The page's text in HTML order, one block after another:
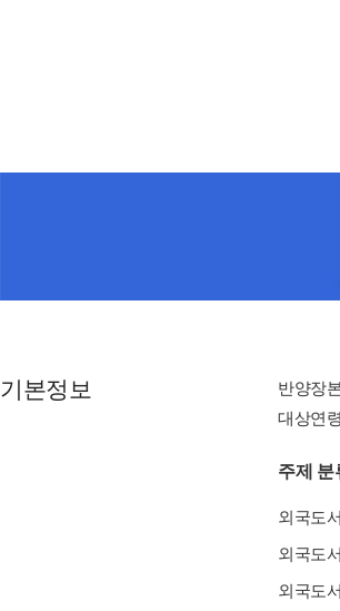
기본정보
반양장
대상연
주제 분
외국도
외국도
외국도